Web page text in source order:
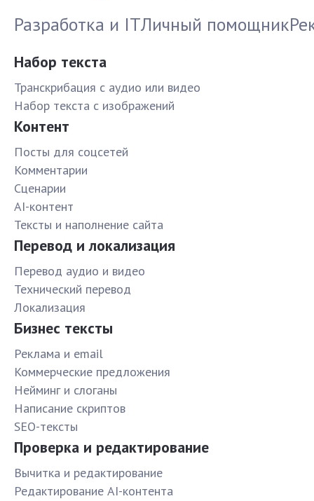
Разработка и ITЛичный помощник
Набор текста
Транскрибация с аудио или видео
Набор текста с изображений
Контент
Посты для соцсетей
Комментарии
Сценарии
AI-контент
Тексты и наполнение сайта
Перевод и локализация
Перевод аудио и видео
Технический перевод
Локализация
Бизнес тексты
Реклама и email
Коммерческие предложения
Нейминг и слоганы
Написание скриптов
SEO-тексты
Проверка и редактирование
Вычитка и редактирование
Редактирование AI-контента